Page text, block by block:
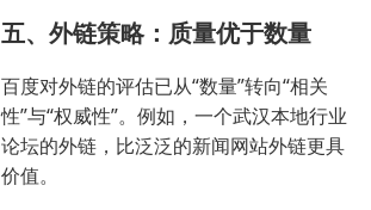
五、外链策略：质量优于数量
百度对外链的评估已从“数量”转向“相关
性”与“权威性”。例如，一个武汉本地行业
论坛的外链，比泛泛的新闻网站外链更具
价值。